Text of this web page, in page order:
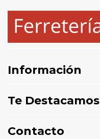
Información
Te Destacamos
Contacto